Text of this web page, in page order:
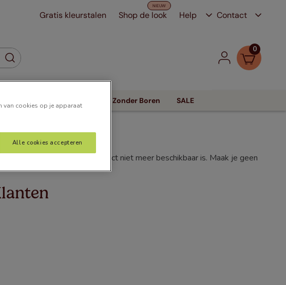
Gratis kleurstalen Shop de look Help Contact
0
Zonder Boren SALE
verplaatst of dat het product niet meer beschikbaar is. Maak je geen
van cookies op je apparaat
Alle cookies accepteren